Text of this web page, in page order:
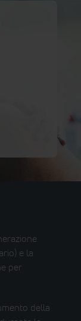
e la
per
della